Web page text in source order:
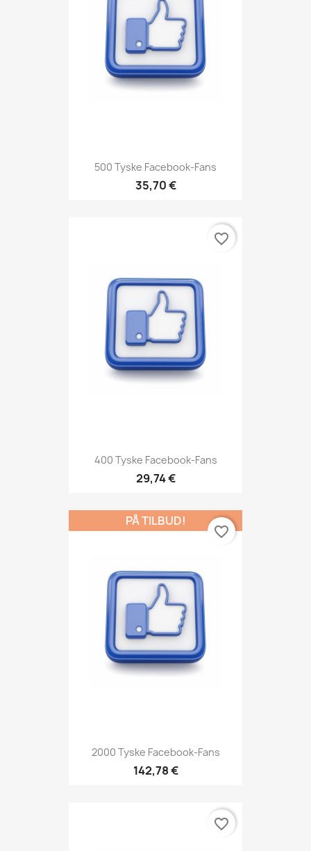
500 Tyske Facebook-Fans
35,70 €
400 Tyske Facebook-Fans
29,74 €
favorite_border
2000 Tyske Facebook-Fans
142,78 €
PÅ TILBUD!
favorite_border
favorite_border